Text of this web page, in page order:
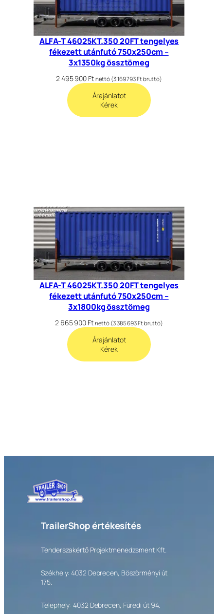
ALFA-T 46025KT.350 20FT tengelyes
fékezett utánfutó 750x250cm –
3x1350kg össztömeg
2 495 900 Ft nettó (3 169 793Ft bruttó)
Árajánlatot
Kérek
ALFA-T 46025KT.350 20FT tengelyes
fékezett utánfutó 750x250cm –
3x1800kg össztömeg
2 665 900 Ft nettó (3 385 693Ft bruttó)
Árajánlatot
Kérek
TrailerShop értékesítés
Tenderszakértő Projektmenedzsment Kft.
Székhely: 4032 Debrecen, Böszörményi út
175.
Telephely: 4032 Debrecen, Füredi út 94.